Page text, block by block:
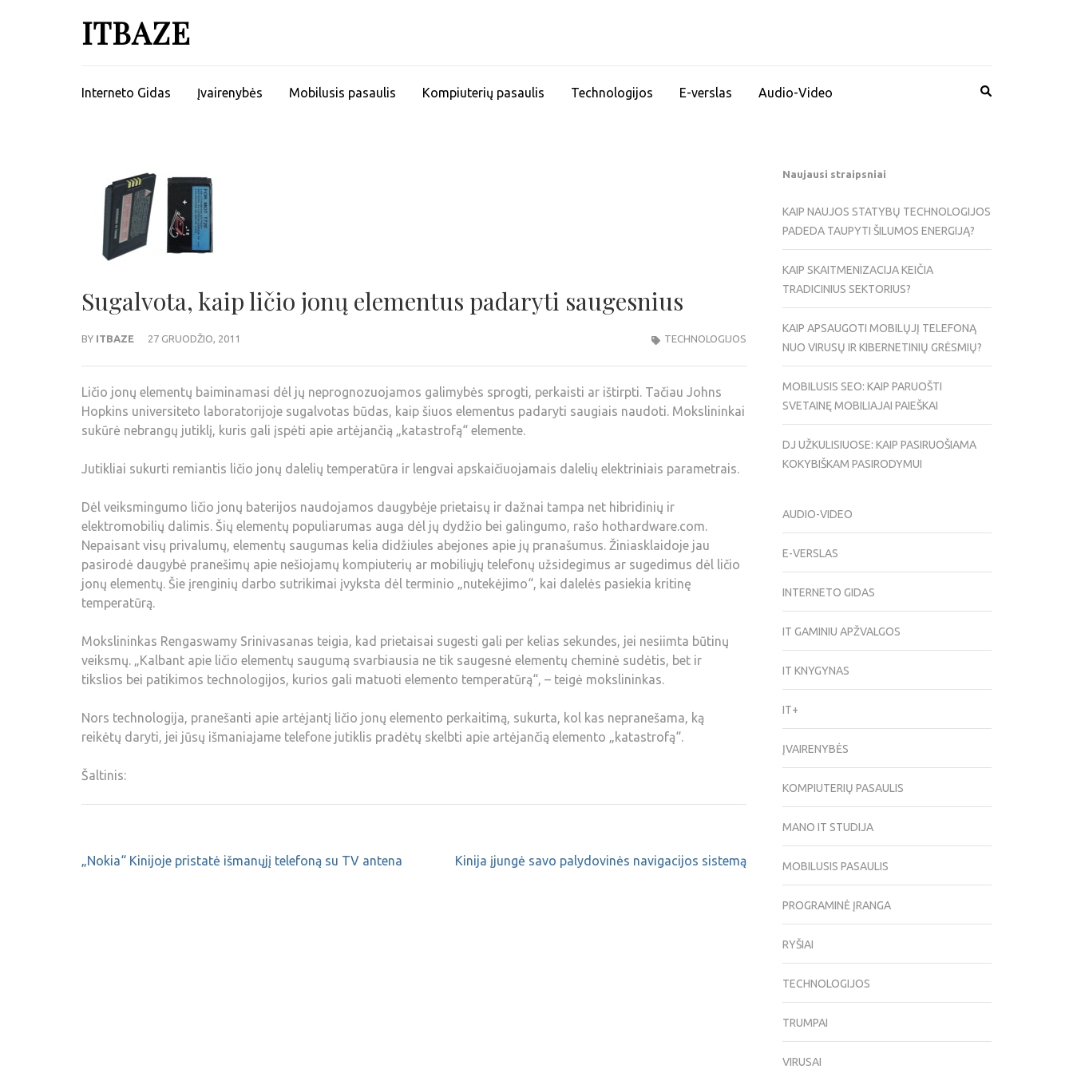
ITBAZE
Interneto Gidas Įvairenybės Mobilusis pasaulis Kompiuterių pasaulis Technologijos E-verslas Audio-Video
Sugalvota, kaip ličio jonų elementus padaryti saugesnius
BY ITBAZE 27 GRUODŽIO, 2011 TECHNOLOGIJOS
Ličio jonų elementų baiminamasi dėl jų neprognozuojamos galimybės sprogti, perkaisti ar ištirpti. Tačiau Johns
Hopkins universiteto laboratorijoje sugalvotas būdas, kaip šiuos elementus padaryti saugiais naudoti. Mokslininkai
sukūrė nebrangų jutiklį, kuris gali įspėti apie artėjančią „katastrofą“ elemente.
Jutikliai sukurti remiantis ličio jonų dalelių temperatūra ir lengvai apskaičiuojamais dalelių elektriniais parametrais.
Dėl veiksmingumo ličio jonų baterijos naudojamos daugybėje prietaisų ir dažnai tampa net hibridinių ir
elektromobilių dalimis. Šių elementų populiarumas auga dėl jų dydžio bei galingumo, rašo hothardware.com.
Nepaisant visų privalumų, elementų saugumas kelia didžiules abejones apie jų pranašumus. Žiniasklaidoje jau
pasirodė daugybė pranešimų apie nešiojamų kompiuterių ar mobiliųjų telefonų užsidegimus ar sugedimus dėl ličio
jonų elementų. Šie įrenginių darbo sutrikimai įvyksta dėl terminio „nutekėjimo“, kai dalelės pasiekia kritinę
temperatūrą.
Mokslininkas Rengaswamy Srinivasanas teigia, kad prietaisai sugesti gali per kelias sekundes, jei nesiimta būtinų
veiksmų. „Kalbant apie ličio elementų saugumą svarbiausia ne tik saugesnė elementų cheminė sudėtis, bet ir
tikslios bei patikimos technologijos, kurios gali matuoti elemento temperatūrą“, – teigė mokslininkas.
Nors technologija, pranešanti apie artėjantį ličio jonų elemento perkaitimą, sukurta, kol kas nepranešama, ką
reikėtų daryti, jei jūsų išmaniajame telefone jutiklis pradėtų skelbti apie artėjančią elemento „katastrofą“.
Šaltinis:
„Nokia“ Kinijoje pristatė išmanųjį telefoną su TV antena Kinija įjungė savo palydovinės navigacijos sistemą
Naujausi straipsniai
KAIP NAUJOS STATYBŲ TECHNOLOGIJOS
PADEDA TAUPYTI ŠILUMOS ENERGIJĄ?
KAIP SKAITMENIZACIJA KEIČIA
TRADICINIUS SEKTORIUS?
KAIP APSAUGOTI MOBILŲJĮ TELEFONĄ
NUO VIRUSŲ IR KIBERNETINIŲ GRĖSMIŲ?
MOBILUSIS SEO: KAIP PARUOŠTI
SVETAINĘ MOBILIAJAI PAIEŠKAI
DJ UŽKULISIUOSE: KAIP PASIRUOŠIAMA
KOKYBIŠKAM PASIRODYMUI
AUDIO-VIDEO
E-VERSLAS
INTERNETO GIDAS
IT GAMINIU APŽVALGOS
IT KNYGYNAS
IT+
ĮVAIRENYBĖS
KOMPIUTERIŲ PASAULIS
MANO IT STUDIJA
MOBILUSIS PASAULIS
PROGRAMINĖ ĮRANGA
RYŠIAI
TECHNOLOGIJOS
TRUMPAI
VIRUSAI